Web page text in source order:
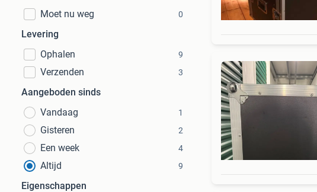
Moet nu weg
0
Levering
Ophalen
9
Verzenden 3
Aangeboden sinds
Vandaag
1
Gisteren 2
Een week 4
Altijd 9
Eigenschappen